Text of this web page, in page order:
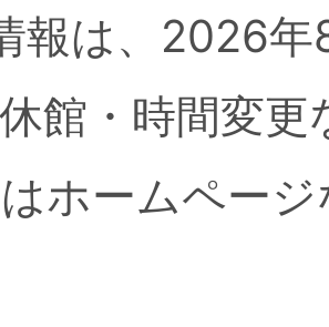
報は、2026
館・時間変
ホームペー